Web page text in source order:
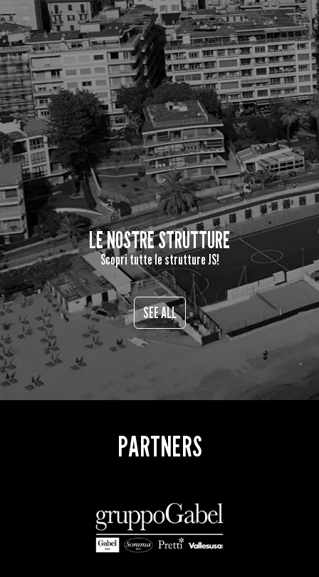
LE NOSTRE STRUTTURE
Scopri tutte le strutture JS!
SEE ALL
PARTNERS